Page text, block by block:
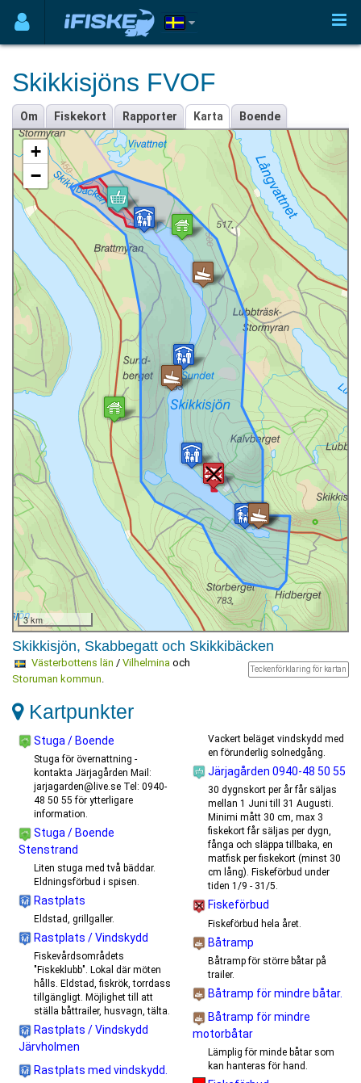
Skikkisjöns FVOF
Om Fiskekort Rapporter Karta Boende
+
−
3 km
Skikkisjön, Skabbegatt och Skikkibäcken
Teckenförklaring för kartan
Västerbottens län / Vilhelminaoch
Storuman kommun.
Kartpunkter
Stuga / Boende
Stuga för övernattning -
kontakta Järjagården Mail:
jarjagarden@live.se Tel: 0940-
48 50 55 för ytterligare
information.
Stuga / Boende
Stenstrand
Liten stuga med två bäddar.
Eldningsförbud i spisen.
Rastplats
Eldstad, grillgaller.
Rastplats / Vindskydd
Fiskevårdsområdets
"Fiskeklubb". Lokal där möten
hålls. Eldstad, fiskrök, torrdass
tillgängligt. Möjlighet till att
ställa båttrailer, husvagn, tälta.
Rastplats / Vindskydd
Järvholmen
Rastplats med vindskydd.
Vackert beläget vindskydd med
en förunderlig solnedgång.
Järjagården 0940-48 50 55
30 dygnskort per år får säljas
mellan 1 Juni till 31 Augusti.
Minimi mått 30 cm, max 3
fiskekort får säljas per dygn,
fånga och släppa tillbaka, en
matfisk per fiskekort (minst 30
cm lång). Fiskeförbud under
tiden 1/9 - 31/5.
Fiskeförbud
Fiskeförbud hela året.
Båtramp
Båtramp för större båtar på
trailer.
Båtramp för mindre båtar.
Båtramp för mindre
motorbåtar
Lämplig för minde båtar som
kan hanteras för hand.